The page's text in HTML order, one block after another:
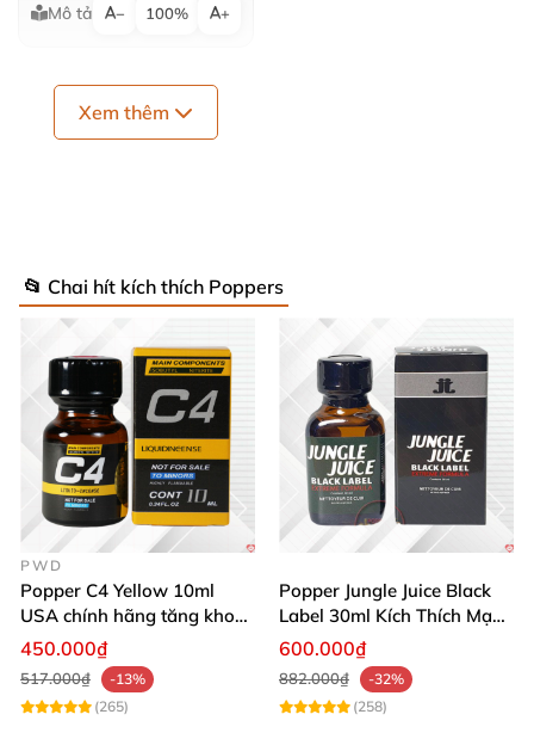
Mô tả − 100% +
Xem thêm
📂 Chai hít kích thích Poppers
PWD
Popper C4 Yellow 10ml
USA chính hãng tăng khoái
cảm mạnh
450.000₫
517.000₫
-13%
(265)
Popper Jungle Juice Black
Label 30ml Kích Thích Mạnh
Mẽ Hưng Phấn
600.000₫
882.000₫
-32%
(258)